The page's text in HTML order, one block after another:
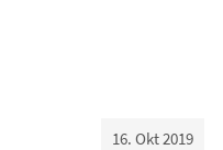
16. Okt 2019